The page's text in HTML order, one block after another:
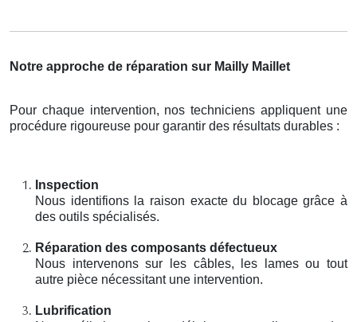
Notre approche de réparation sur Mailly Maillet
Pour chaque intervention, nos techniciens appliquent une
procédure rigoureuse pour garantir des résultats durables :
Inspection
Nous identifions la raison exacte du blocage grâce à
des outils spécialisés.
Réparation des composants défectueux
Nous intervenons sur les câbles, les lames ou tout
autre pièce nécessitant une intervention.
Lubrification